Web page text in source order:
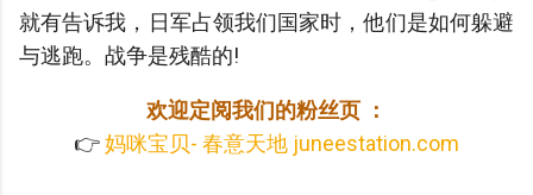
就有告诉我，日军占领我们国家时，他们是如何躲避
与逃跑。战争是残酷的!
欢迎定阅我们的粉丝页 ：
👉妈咪宝贝- 春意天地 juneestation.com